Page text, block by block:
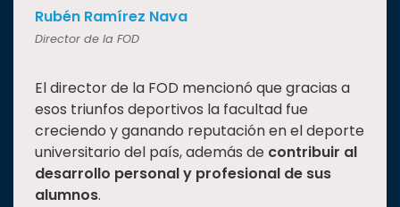
Rubén Ramírez Nava
Director de la FOD
El director de la FOD mencionó que gracias a
esos triunfos deportivos la facultad fue
creciendo y ganando reputación en el deporte
universitario del país, además de contribuir al
desarrollo personal y profesional de sus
alumnos.